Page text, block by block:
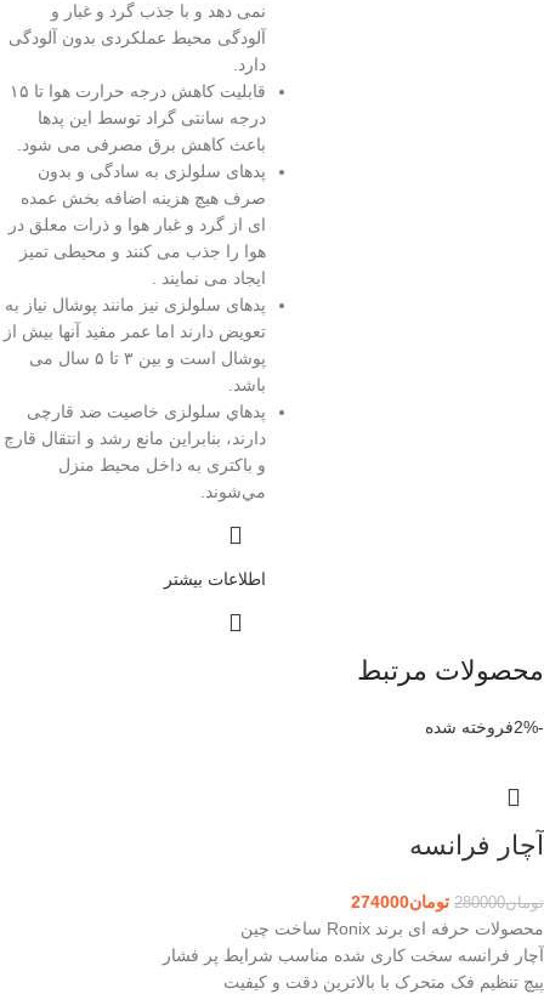
نمی دهد و با جذب گرد و غبار و
آلودگی محیط عملکردی بدون آلودگی
دارد.
قابلیت کاهش درجه حرارت هوا تا ۱۵
درجه سانتی گراد توسط این پدها
باعث کاهش برق مصرفی می شود.
پدهای سلولزی به سادگی و بدون
صرف هیچ هزینه اضافه بخش عمده
ای از گرد و غبار هوا و ذرات معلق در
هوا را جذب می کنند و محیطی تمیز
ایجاد می نمایند .
پدهای سلولزی نیز مانند پوشال نیاز به
تعویض دارند اما عمر مفید آنها بیش از
پوشال است و بین ۳ تا ۵ سال می
باشد.
پدهاي سلولزی خاصيت ضد قارچی
دارند، بنابراين مانع رشد و انتقال قارچ
و باكترى به داخل محيط منزل
مي‌شوند.
اطلاعات بیشتر
محصولات مرتبط
-2% فروخته شده
آچار فرانسه
تومان280000 تومان274000
محصولات حرفه ای برند Ronix ساخت چین
آچار فرانسه سخت کاری شده مناسب شرایط پر فشار
پیچ تنظیم فک متحرک با بالاترین دقت و کیفیت